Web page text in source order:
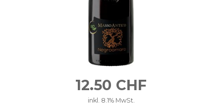
12.50 CHF
inkl. 8.1% MwSt.